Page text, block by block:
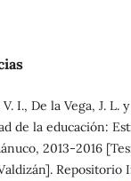
I., De la Vega, J. L.
de la educación:
2013-2016
Repositorio